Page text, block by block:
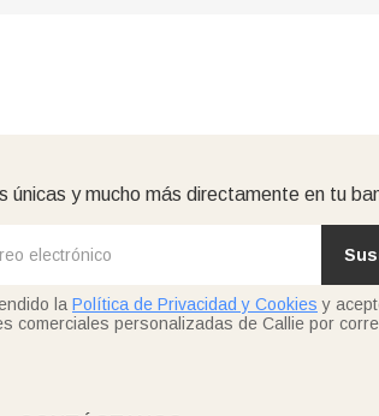
únicas y mucho más directamente en tu
la Política de Privacidad y Cookies y
comerciales personalizadas de Callie por